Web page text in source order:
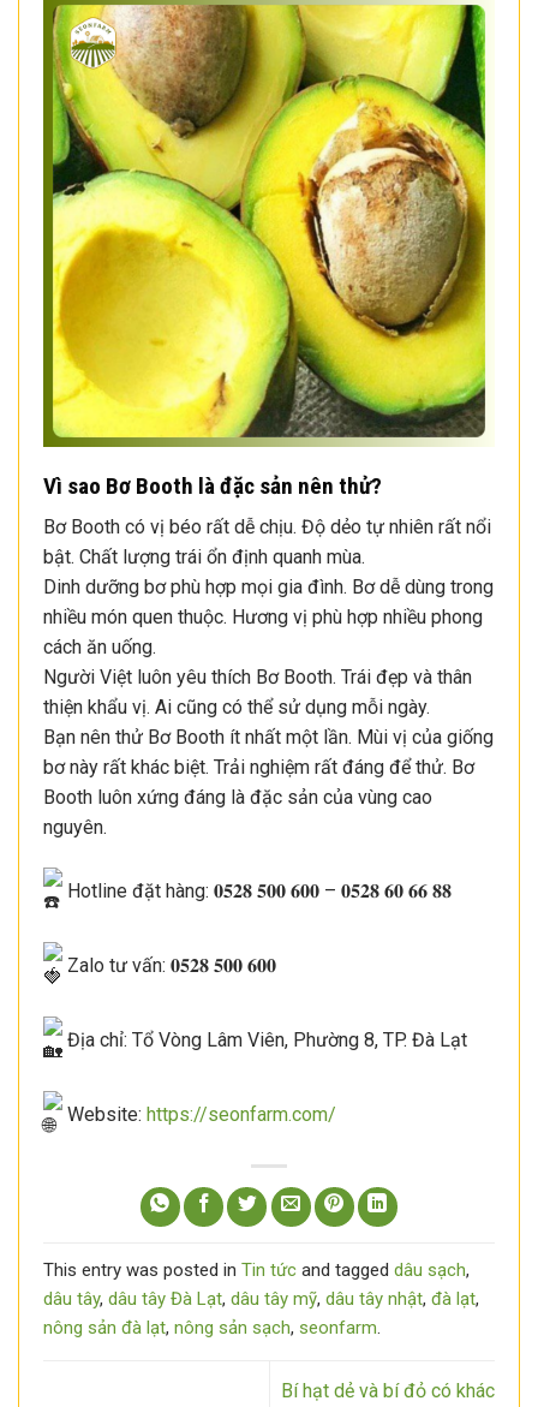
Vì sao Bơ Booth là đặc sản nên thử?
Bơ Booth có vị béo rất dễ chịu. Độ dẻo tự nhiên rất nổi
bật. Chất lượng trái ổn định quanh mùa.
Dinh dưỡng bơ phù hợp mọi gia đình. Bơ dễ dùng trong
nhiều món quen thuộc. Hương vị phù hợp nhiều phong
cách ăn uống.
Người Việt luôn yêu thích Bơ Booth. Trái đẹp và thân
thiện khẩu vị. Ai cũng có thể sử dụng mỗi ngày.
Bạn nên thử Bơ Booth ít nhất một lần. Mùi vị của giống
bơ này rất khác biệt. Trải nghiệm rất đáng để thử. Bơ
Booth luôn xứng đáng là đặc sản của vùng cao
nguyên.
Hotline đặt hàng: 𝟎𝟓𝟐𝟖 𝟓𝟎𝟎 𝟔𝟎𝟎 – 𝟎𝟓𝟐𝟖 𝟔𝟎 𝟔𝟔 𝟖𝟖
Zalo tư vấn: 𝟎𝟓𝟐𝟖 𝟓𝟎𝟎 𝟔𝟎𝟎
Địa chỉ: Tổ Vòng Lâm Viên, Phường 8, TP. Đà Lạt
Website: https://seonfarm.com/
This entry was posted in Tin tức and tagged dâu sạch,
dâu tây, dâu tây Đà Lạt, dâu tây mỹ, dâu tây nhật, đà lạt,
nông sản đà lạt, nông sản sạch, seonfarm.
Bí hạt dẻ và bí đỏ có khác